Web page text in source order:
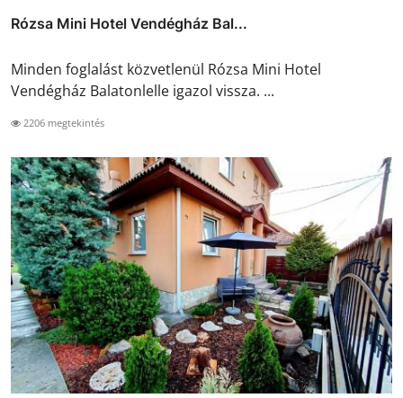
Rózsa Mini Hotel Vendégház Bal...
Minden foglalást közvetlenül Rózsa Mini Hotel
Vendégház Balatonlelle igazol vissza. ...
2206 megtekintés